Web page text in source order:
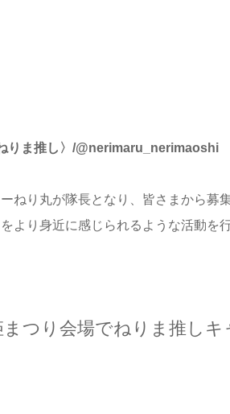
りま推し〉/@nerimaru_nerimaoshi
ねり丸が隊長となり、皆さまから募
より身近に感じられるような活動を
まつり会場でねりま推しキ